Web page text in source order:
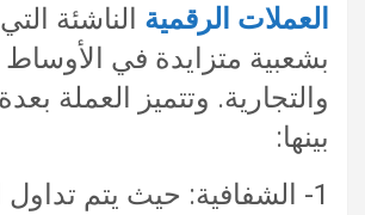
العملات الرقمية الناشئة
بشعبية متزايدة في الأوساط
والتجارية. وتتميز العملة
بينها:
1- الشفافية: حيث يتم